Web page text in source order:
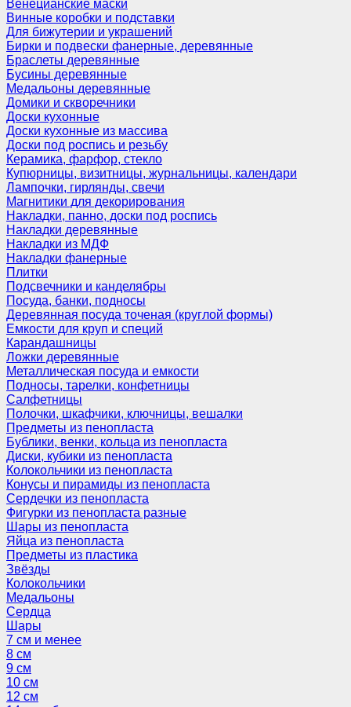
Венецианские маски
Винные коробки и подставки
Для бижутерии и украшений
Бирки и подвески фанерные, деревянные
Браслеты деревянные
Бусины деревянные
Медальоны деревянные
Домики и скворечники
Доски кухонные
Доски кухонные из массива
Доски под роспись и резьбу
Керамика, фарфор, стекло
Купюрницы, визитницы, журнальницы, календари
Лампочки, гирлянды, свечи
Магнитики для декорирования
Накладки, панно, доски под роспись
Накладки деревянные
Накладки из МДФ
Накладки фанерные
Плитки
Подсвечники и канделябры
Посуда, банки, подносы
Деревянная посуда точеная (круглой формы)
Емкости для круп и специй
Карандашницы
Ложки деревянные
Металлическая посуда и емкости
Подносы, тарелки, конфетницы
Салфетницы
Полочки, шкафчики, ключницы, вешалки
Предметы из пенопласта
Бублики, венки, кольца из пенопласта
Диски, кубики из пенопласта
Колокольчики из пенопласта
Конусы и пирамиды из пенопласта
Сердечки из пенопласта
Фигурки из пенопласта разные
Шары из пенопласта
Яйца из пенопласта
Предметы из пластика
Звёзды
Колокольчики
Медальоны
Сердца
Шары
7 см и менее
8 см
9 см
10 см
12 см